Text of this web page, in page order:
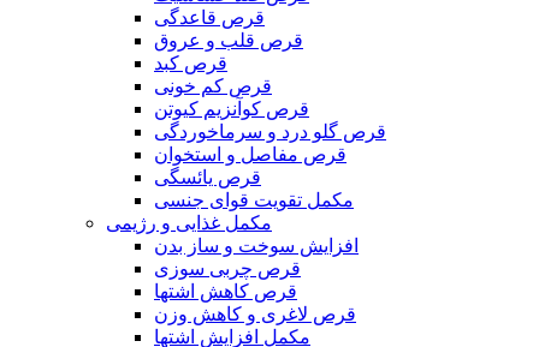
قرص قاعدگی
قرص قلب و عروق
قرص کبد
قرص کم خونی
قرص کوآنزیم کیوتن
قرص گلو درد و سرماخوردگی
قرص مفاصل و استخوان
قرص یائسگی
مکمل تقویت قوای جنسی
مکمل غذایی و رژیمی
افزایش سوخت و ساز بدن
قرص چربی سوزی
قرص کاهش اشتها
قرص لاغری و کاهش وزن
مکمل افزایش اشتها